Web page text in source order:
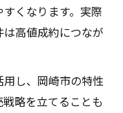
くなります。実際
高値成約につなが
し、岡崎市の特性
略を立てることも